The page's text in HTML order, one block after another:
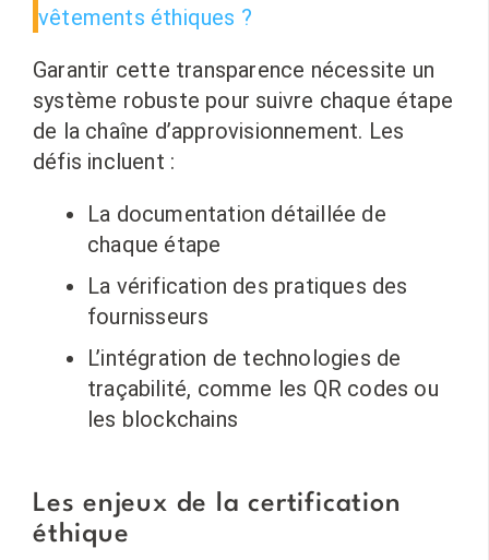
vêtements éthiques ?
Garantir cette transparence nécessite un
système robuste pour suivre chaque étape
de la chaîne d’approvisionnement. Les
défis incluent :
La documentation détaillée de
chaque étape
La vérification des pratiques des
fournisseurs
L’intégration de technologies de
traçabilité, comme les QR codes ou
les blockchains
Les enjeux de la certification
éthique